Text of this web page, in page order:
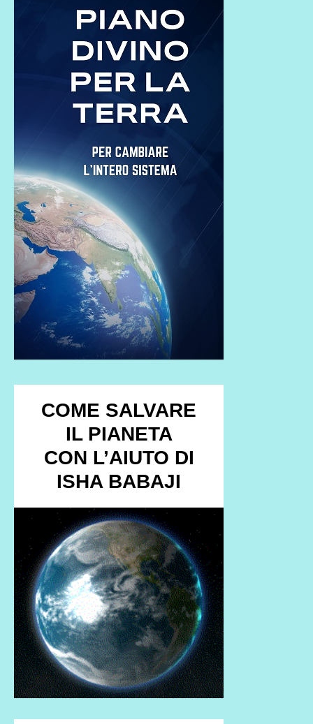
COME SALVARE
IL PIANETA
CON L’AIUTO DI
ISHA BABAJI